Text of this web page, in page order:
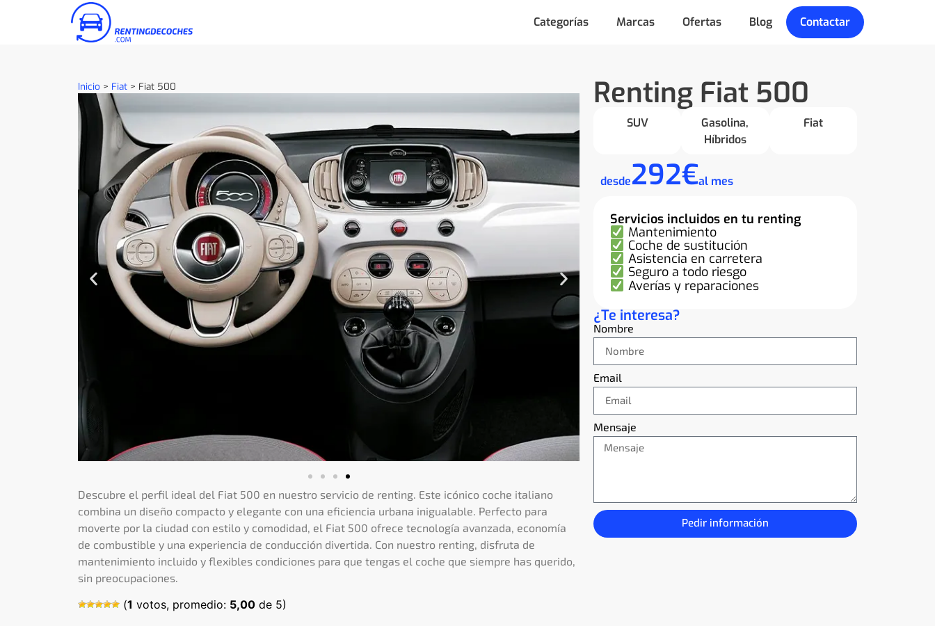
Categorías Marcas Ofertas Blog Contactar
Inicio > Fiat > Fiat 500
Descubre el perfil ideal del Fiat 500 en nuestro servicio de renting. Este icónico coche italiano
combina un diseño compacto y elegante con una eficiencia urbana inigualable. Perfecto para
moverte por la ciudad con estilo y comodidad, el Fiat 500 ofrece tecnología avanzada, economía
de combustible y una experiencia de conducción divertida. Con nuestro renting, disfruta de
mantenimiento incluido y flexibles condiciones para que tengas el coche que siempre has querido,
sin preocupaciones.
(1 votos, promedio: 5,00 de 5)
Renting Fiat 500
SUV Gasolina,
Híbridos
Fiat
desde292€al mes
Servicios incluidos en tu renting
Mantenimiento
Coche de sustitución
Asistencia en carretera
Seguro a todo riesgo
Averías y reparaciones
¿Te interesa?
Nombre
Email
Mensaje
Pedir información